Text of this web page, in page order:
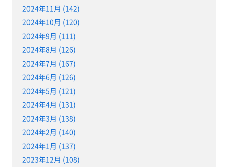
2024年11月 (142)
2024年10月 (120)
2024年9月 (111)
2024年8月 (126)
2024年7月 (167)
2024年6月 (126)
2024年5月 (121)
2024年4月 (131)
2024年3月 (138)
2024年2月 (140)
2024年1月 (137)
2023年12月 (108)